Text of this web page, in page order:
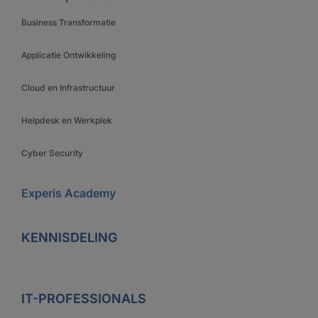
Business Transformatie
Applicatie Ontwikkeling
Cloud en Infrastructuur
Helpdesk en Werkplek
Cyber Security
Experis Academy
KENNISDELING
IT-PROFESSIONALS